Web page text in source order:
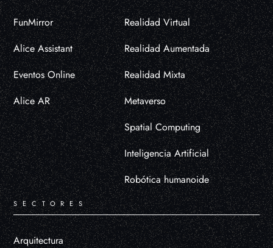
FunMirror
Alice Assistant
Eventos Online
Alice AR
Realidad Virtual
Realidad Aumentada
Realidad Mixta
Metaverso
Spatial Computing
Inteligencia Artificial
Robótica humanoide
SECTORES
Arquitectura